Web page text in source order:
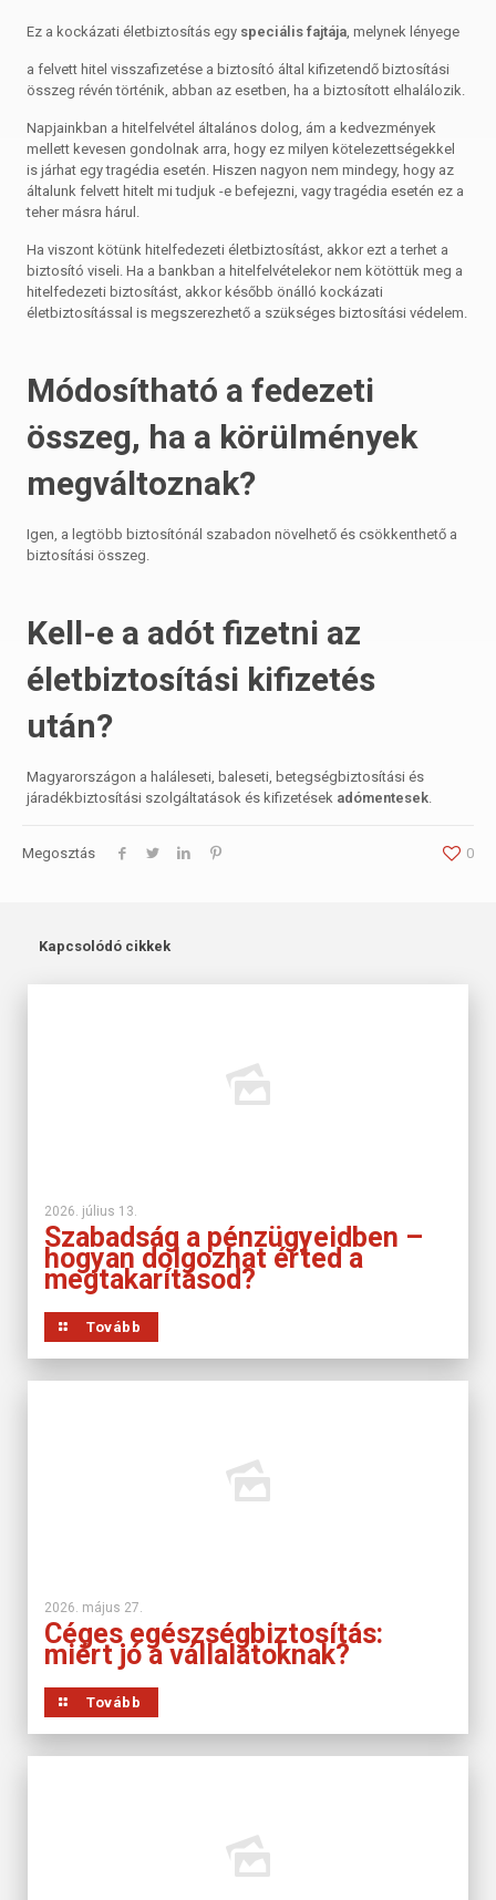
Ez a kockázati életbiztosítás egy speciális fajtája, melynek lényege
a felvett hitel visszafizetése a biztosító által kifizetendő biztosítási
összeg révén történik, abban az esetben, ha a biztosított elhalálozik.
Napjainkban a hitelfelvétel általános dolog, ám a kedvezmények
mellett kevesen gondolnak arra, hogy ez milyen kötelezettségekkel
is járhat egy tragédia esetén. Hiszen nagyon nem mindegy, hogy az
általunk felvett hitelt mi tudjuk -e befejezni, vagy tragédia esetén ez a
teher másra hárul.
Ha viszont kötünk hitelfedezeti életbiztosítást, akkor ezt a terhet a
biztosító viseli. Ha a bankban a hitelfelvételekor nem kötöttük meg a
hitelfedezeti biztosítást, akkor később önálló kockázati
életbiztosítással is megszerezhető a szükséges biztosítási védelem.
Módosítható a fedezeti
összeg, ha a körülmények
megváltoznak?
Igen, a legtöbb biztosítónál szabadon növelhető és csökkenthető a
biztosítási összeg.
Kell-e a adót fizetni az
életbiztosítási kifizetés
után?
Magyarországon a haláleseti, baleseti, betegségbiztosítási és
járadékbiztosítási szolgáltatások és kifizetések adómentesek.
Megosztás 0
Kapcsolódó cikkek
2026. július 13.
Szabadság a pénzügyeidben –
hogyan dolgozhat érted a
megtakarításod?
Tovább
2026. május 27.
Céges egészségbiztosítás:
miért jó a vállalatoknak?
Tovább